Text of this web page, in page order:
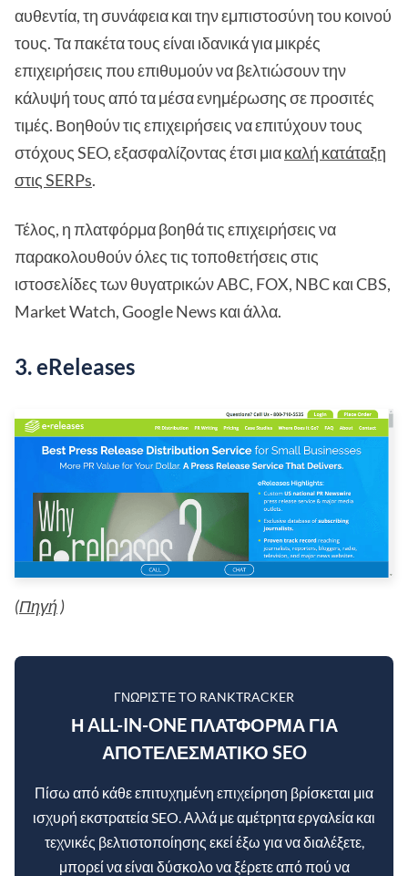
αυθεντία, τη συνάφεια και την εμπιστοσύνη του κοινού
τους. Τα πακέτα τους είναι ιδανικά για μικρές
επιχειρήσεις που επιθυμούν να βελτιώσουν την
κάλυψή τους από τα μέσα ενημέρωσης σε προσιτές
τιμές. Βοηθούν τις επιχειρήσεις να επιτύχουν τους
στόχους SEO, εξασφαλίζοντας έτσι μιακαλή κατάταξη
στις SERPs.
Τέλος, η πλατφόρμα βοηθά τις επιχειρήσεις να
παρακολουθούν όλες τις τοποθετήσεις στις
ιστοσελίδες των θυγατρικών ABC, FOX, NBC και CBS,
Market Watch, Google News και άλλα.
3. eReleases
(Πηγή)
ΓΝΩΡΊΣΤΕ ΤΟ RANKTRACKER
Η ALL-IN-ONE ΠΛΑΤΦΌΡΜΑ ΓΙΑ
ΑΠΟΤΕΛΕΣΜΑΤΙΚΌ SEO
Πίσω από κάθε επιτυχημένη επιχείρηση βρίσκεται μια
ισχυρή εκστρατεία SEO. Αλλά με αμέτρητα εργαλεία και
τεχνικές βελτιστοποίησης εκεί έξω για να διαλέξετε,
μπορεί να είναι δύσκολο να ξέρετε από πού να